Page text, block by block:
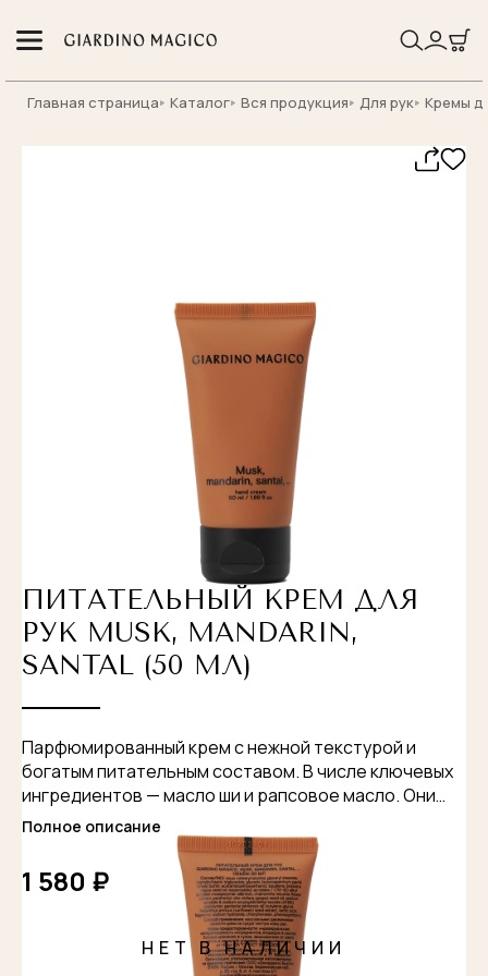
Главная страница Каталог Вся продукция Для рук Кремы
ПИТАТЕЛЬНЫЙ КРЕМ ДЛЯ
РУК MUSK, MANDARIN,
SANTAL (50 МЛ)
Парфюмированный крем с нежной текстурой и
богатым питательным составом. В числе ключевых
ингредиентов — масло ши и рапсовое масло. Они
интенсивно увлажняют и восстанавливают кожу, а
экстракт виноградной косточки обеспечивает
антиоксидантный эффект. Крем быстро
впитывается, надолго избавляет от сухости и
оставляет на коже выразительный, но ненавязчивый
цитрусово-цветочный аромат с тёплым древесным
Полное описание
1 580 ₽
НЕТ В НАЛИЧИИ